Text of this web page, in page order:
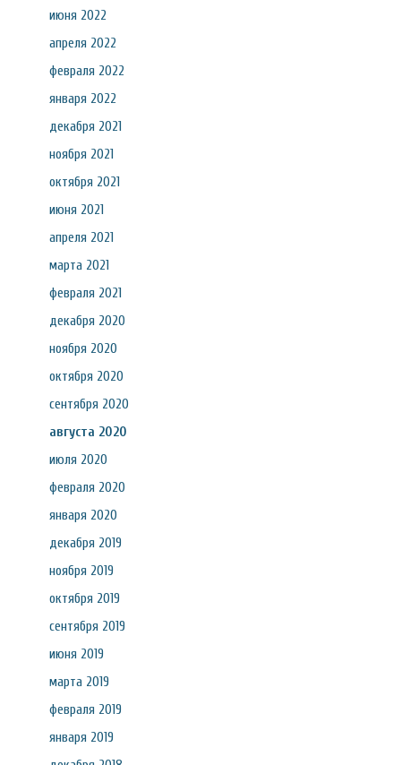
июня 2022
апреля 2022
февраля 2022
января 2022
декабря 2021
ноября 2021
октября 2021
июня 2021
апреля 2021
марта 2021
февраля 2021
декабря 2020
ноября 2020
октября 2020
сентября 2020
августа 2020
июля 2020
февраля 2020
января 2020
декабря 2019
ноября 2019
октября 2019
сентября 2019
июня 2019
марта 2019
февраля 2019
января 2019